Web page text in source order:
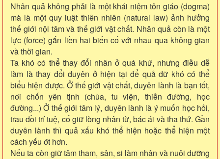
Nhân quả không phải là một khái niệm tôn giáo (dogma)
mà là một quy luật thiên nhiên (natural law) ảnh hưởng
thế giới nội tâm và thế giới vật chất. Nhân quả còn là một
lực (force) gắn liền hai biến cố với nhau qua không gian
và thời gian.
Ta khó có thể thay đổi nhân ở quá khứ, nhưng điều dễ
làm là thay đổi duyên ở hiện tại để quả dữ khó có thể
biểu hiện được. Ở thế giới vật chất, duyên lành là bạn tốt,
nơi chốn yên tịnh (chùa, tu viện, thiền đường, học
đường...) Ở thế giới tâm lý, duyên lành là ý muốn học hỏi,
trau dồi trí tuệ, cố giữ lòng nhân từ, bác ái và tha thứ. Gần
duyên lành thì quả xấu khó thể hiện hoặc thể hiện một
cách yếu ớt hơn.
Nếu ta còn giữ tâm tham, sân, si làm nhân và nuôi dưỡng